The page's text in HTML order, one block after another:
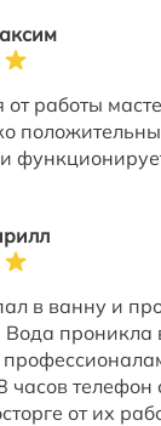
работы
в ванну и
Вода
часов телефон
от их